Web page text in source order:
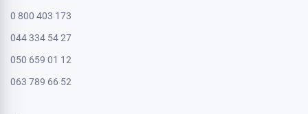
Информация
Контакты
Доставка и оплата